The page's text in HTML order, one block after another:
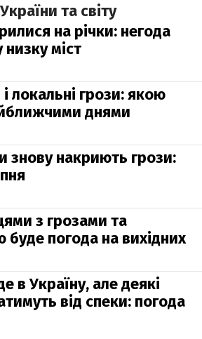
та світу
на річки: негода
міст
локальні грози: якою
днями
знову накриють грози:
з грозами та
погода на вихідних
в Україну, але деякі
від спеки: погода